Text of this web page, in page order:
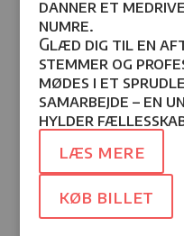
danner et
numre.
Glæd dig til en
stemmer og
mødes i et
samarbejde – en
hylder
læs mere
køb billet